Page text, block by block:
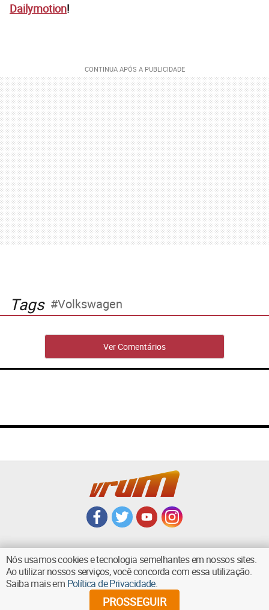
Dailymotion!
Tags Volkswagen
Ver Comentários
VOLTAR AO TOPO
Nós usamos cookies e tecnologia semelhantes em nossos sites.
Ao utilizar nossos serviços, você concorda com essa utilização.
Saiba mais em Política de Privacidade.
PROSSEGUIR